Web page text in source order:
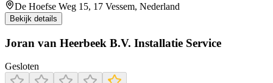
De Hoefse Weg 15, 17 Vessem, Nederland
Bekijk details
Joran van Heerbeek B.V. Installatie Service
Gesloten